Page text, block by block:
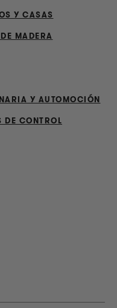
Y CASAS
MADERA
Y AUTOMOCIÓN
DE CONTROL